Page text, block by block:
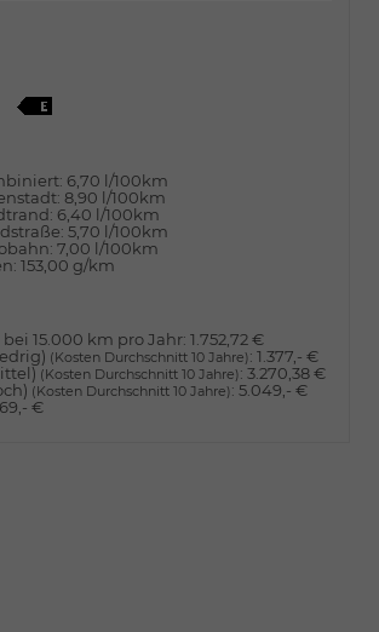
6,70 l/100km
8,90 l/100km
6,40 l/100km
5,70 l/100km
7,00 l/100km
153,00 g/km
15.000 km pro Jahr: 1.752,72 €
(Kosten Durchschnitt 10 Jahre): 1.377,- €
(Kosten Durchschnitt 10 Jahre): 3.270,38 €
(Kosten Durchschnitt 10 Jahre): 5.049,- €
€